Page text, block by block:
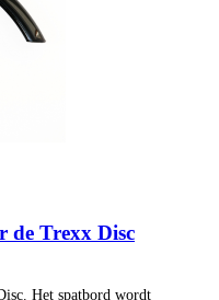
de Trexx Disc
Het spatbord wordt